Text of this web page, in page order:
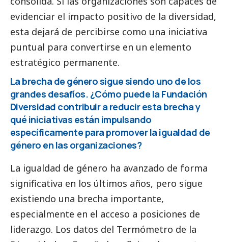
evidenciar el impacto positivo de la diversidad,
esta dejará de percibirse como una iniciativa
puntual para convertirse en un elemento
estratégico permanente.
La brecha de género sigue siendo uno de los
grandes desafíos. ¿Cómo puede la Fundación
Diversidad contribuir a reducir esta brecha y
qué iniciativas están impulsando
específicamente para promover la igualdad de
género en las organizaciones?
La igualdad de género ha avanzado de forma
significativa en los últimos años, pero sigue
existiendo una brecha importante,
especialmente en el acceso a posiciones de
liderazgo. Los datos del Termómetro de la